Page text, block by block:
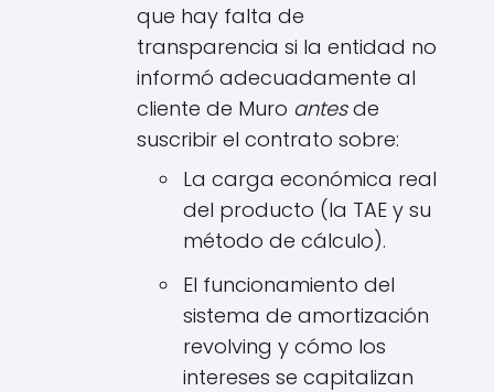
que hay falta de
transparencia si la entidad no
informó adecuadamente al
cliente de Muro antesde
suscribir el contrato sobre:
La carga económica real
del producto (la TAE y su
método de cálculo).
El funcionamiento del
sistema de amortización
revolving y cómo los
intereses se capitalizan